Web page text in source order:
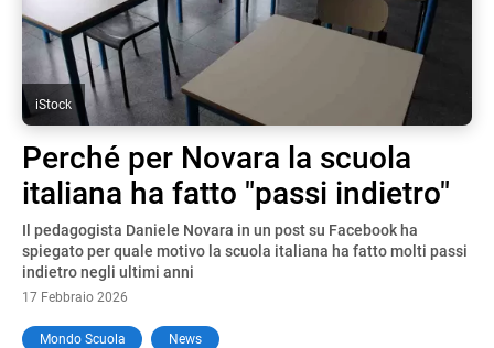
iStock
Perché per Novara la scuola
italiana ha fatto "passi indietro"
Il pedagogista Daniele Novara in un post su Facebook ha
spiegato per quale motivo la scuola italiana ha fatto molti passi
indietro negli ultimi anni
17 Febbraio 2026
Mondo Scuola News